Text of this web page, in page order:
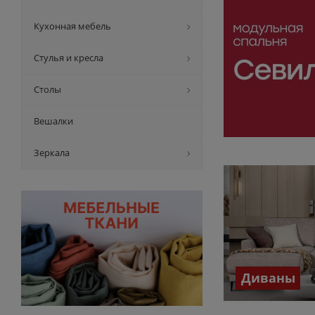
Диваны
Кухонная мебель
Стулья и кресла
Столы
Вешалки
Зеркала